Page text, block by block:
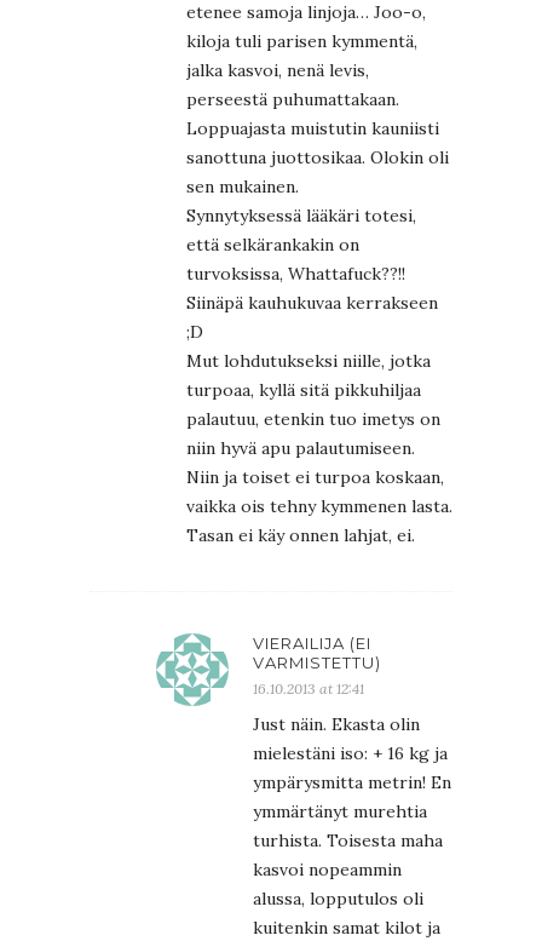
etenee samoja linjoja… Joo-o,
kiloja tuli parisen kymmentä,
jalka kasvoi, nenä levis,
perseestä puhumattakaan.
Loppuajasta muistutin kauniisti
sanottuna juottosikaa. Olokin oli
sen mukainen.
Synnytyksessä lääkäri totesi,
että selkärankakin on
turvoksissa, Whattafuck??!!
Siinäpä kauhukuvaa kerrakseen
;D
Mut lohdutukseksi niille, jotka
turpoaa, kyllä sitä pikkuhiljaa
palautuu, etenkin tuo imetys on
niin hyvä apu palautumiseen.
Niin ja toiset ei turpoa koskaan,
vaikka ois tehny kymmenen lasta.
Tasan ei käy onnen lahjat, ei.
VIERAILIJA (EI
VARMISTETTU)
16.10.2013 at 12:41
Just näin. Ekasta olin
mielestäni iso: + 16 kg ja
ympärysmitta metrin! En
ymmärtänyt murehtia
turhista. Toisesta maha
kasvoi nopeammin
alussa, lopputulos oli
kuitenkin samat kilot ja